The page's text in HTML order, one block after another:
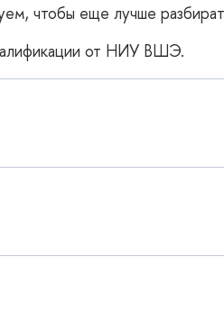
чтобы еще лучше
от НИУ ВШЭ.